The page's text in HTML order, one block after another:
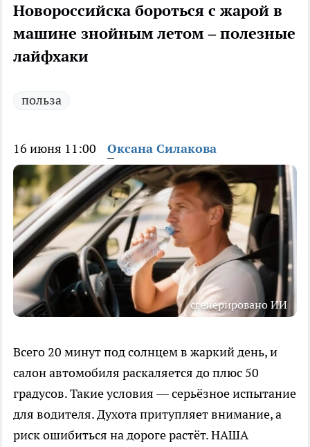
Новороссийска бороться с жарой в
машине знойным летом – полезные
лайфхаки
польза
16 июня 11:00 Оксана Силакова
сгенерировано ИИ
Всего 20 минут под солнцем в жаркий день, и
салон автомобиля раскаляется до плюс 50
градусов. Такие условия — серьёзное испытание
для водителя. Духота притупляет внимание, а
риск ошибиться на дороге растёт. НАША